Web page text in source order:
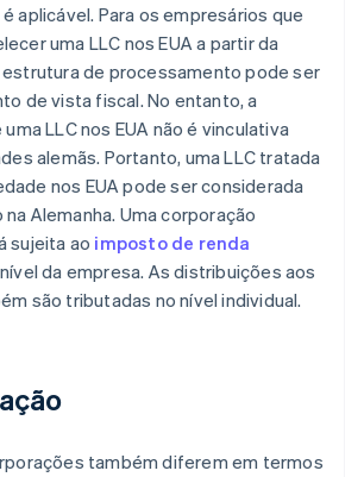
aplicável. Para os empresários que
uma LLC nos EUA a partir da
estrutura de processamento pode ser
de vista fiscal. No entanto, a
LLC nos EUA não é vinculativa
alemãs. Portanto, uma LLC tratada
nos EUA pode ser considerada
Alemanha. Uma corporação
sujeita ao imposto de renda
da empresa. As distribuições aos
são tributadas no nível individual.
também diferem em termos